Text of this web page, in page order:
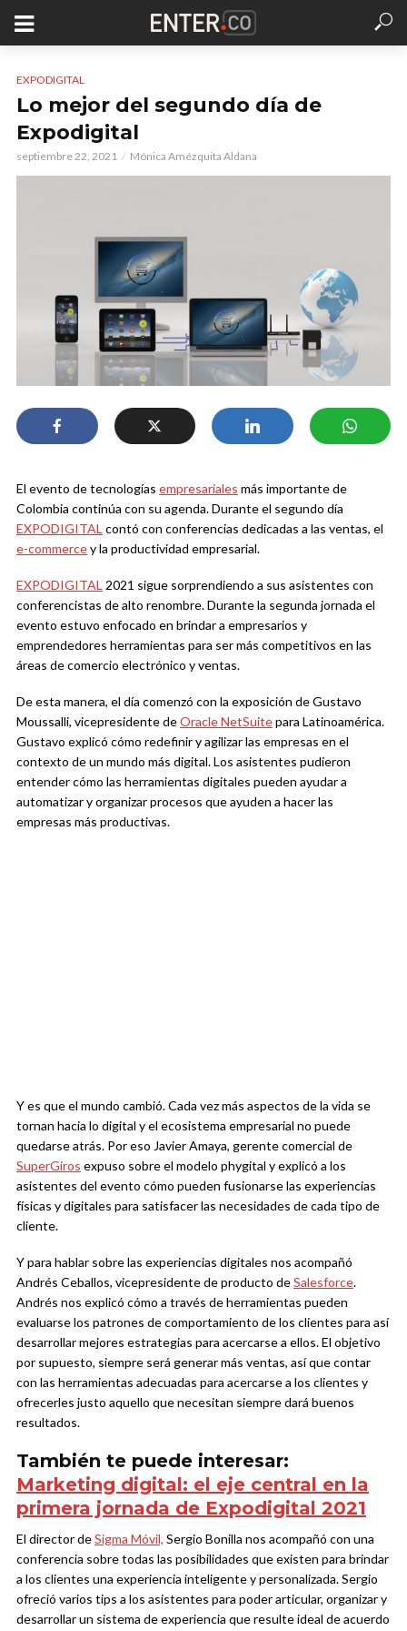
EXPODIGITAL
Lo mejor del segundo día de
Expodigital
septiembre 22, 2021 Mónica Amézquita Aldana
El evento de tecnologías empresariales más importante de
Colombia continúa con su agenda. Durante el segundo día
EXPODIGITALcontó con conferencias dedicadas a las ventas, el
e-commercey la productividad empresarial.
EXPODIGITAL2021 sigue sorprendiendo a sus asistentes con
conferencistas de alto renombre. Durante la segunda jornada el
evento estuvo enfocado en brindar a empresarios y
emprendedores herramientas para ser más competitivos en las
áreas de comercio electrónico y ventas.
De esta manera, el día comenzó con la exposición deGustavo
Moussalli, vicepresidente deOracle NetSuitepara Latinoamérica.
Gustavo explicó cómo redefinir y agilizar las empresas en el
contexto de un mundo más digital. Los asistentes pudieron
entender cómo las herramientas digitales pueden ayudar a
automatizar y organizar procesos que ayuden a hacer las
empresas más productivas.
Y es que el mundo cambió. Cada vez más aspectos de la vida se
tornan hacia lo digital y el ecosistema empresarial no puede
quedarse atrás. Por eso Javier Amaya, gerente comercial de
SuperGiros expuso sobre el modelo phygital y explicó a los
asistentes del evento cómo pueden fusionarse las experiencias
físicas y digitales para satisfacer las necesidades de cada tipo de
cliente.
Y para hablar sobre las experiencias digitales nos acompañó
Andrés Ceballos, vicepresidente de producto deSalesforce.
Andrés nos explicó cómo a través de herramientas pueden
evaluarse los patrones de comportamiento de los clientes para así
desarrollar mejores estrategias para acercarse a ellos. El objetivo
por supuesto, siempre será generar más ventas, así que contar
con las herramientas adecuadas para acercarse a los clientes y
ofrecerles justo aquello que necesitan siempre dará buenos
resultados.
También te puede interesar:
Marketing digital: el eje central en la
primera jornada de Expodigital 2021
El director deSigma Móvil, Sergio Bonilla nos acompañó con una
conferencia sobre todas las posibilidades que existen para brindar
a los clientes una experiencia inteligente y personalizada. Sergio
ofreció varios tips a los asistentes para poder articular, organizar y
desarrollar un sistema de experiencia que resulte ideal de acuerdo